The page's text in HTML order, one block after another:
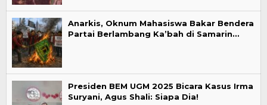
Anarkis, Oknum Mahasiswa Bakar Bendera
Partai Berlambang Ka’bah di Samarin…
Presiden BEM UGM 2025 Bicara Kasus Irma
Suryani, Agus Shali: Siapa Dia!